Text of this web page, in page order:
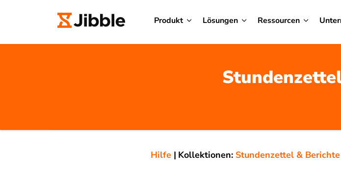
Produkt Lösungen Ressourcen
Hilfe | Kollektionen: Stundenzettel & Berichte